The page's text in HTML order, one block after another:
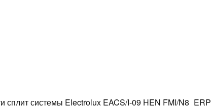
сплит системы Electrolux EACS/I-09 HEN FMI/N8_ERP